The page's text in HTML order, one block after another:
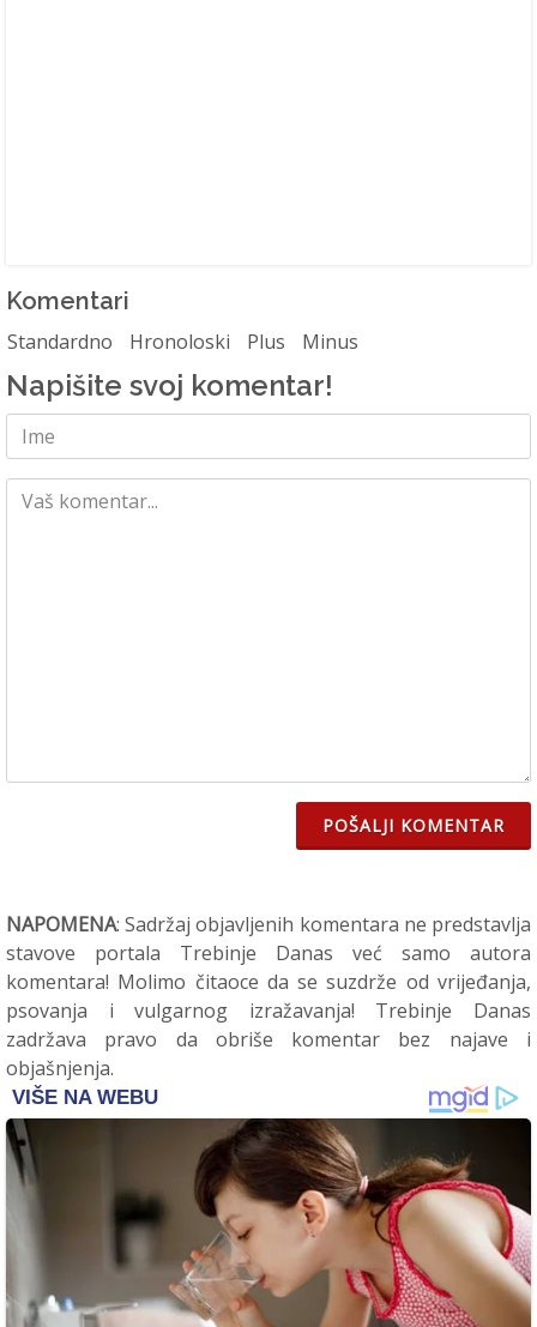
Komentari
Standardno Hronoloski Plus Minus
Napišite svoj komentar!
POŠALJI KOMENTAR
NAPOMENA: Sadržaj objavljenih komentara ne predstavlja
stavove portala Trebinje Danas već samo autora
komentara! Molimo čitaoce da se suzdrže od vrijeđanja,
psovanja i vulgarnog izražavanja! Trebinje Danas
zadržava pravo da obriše komentar bez najave i
objašnjenja.